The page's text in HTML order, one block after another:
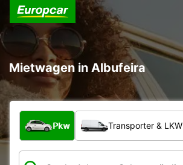
Mietwagen in Albufeira
Welche Art von Fahrzeug?
Pkw Transporter & LKW